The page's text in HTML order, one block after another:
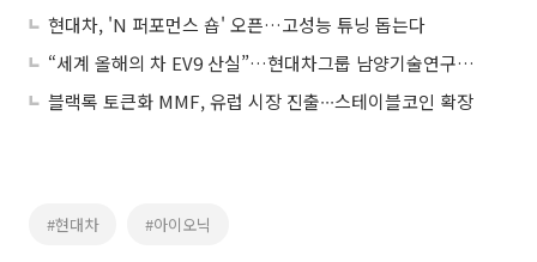
현대차, 'N 퍼포먼스 숍' 오픈…고성능 튜닝 돕는다
“세계 올해의 차 EV9 산실”…현대차그룹 남양기술연구소 가보니
블랙록 토큰화 MMF, 유럽 시장 진출∙∙∙스테이블코인 확장
#현대차 #아이오닉